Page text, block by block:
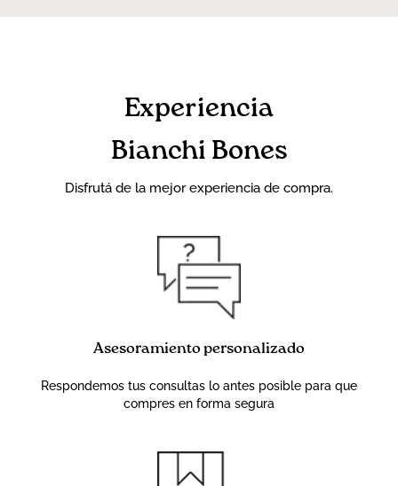
Experiencia
Bianchi Bones
Disfrutá de la mejor experiencia de compra.
Asesoramiento personalizado
Respondemos tus consultas lo antes posible para que
compres en forma segura